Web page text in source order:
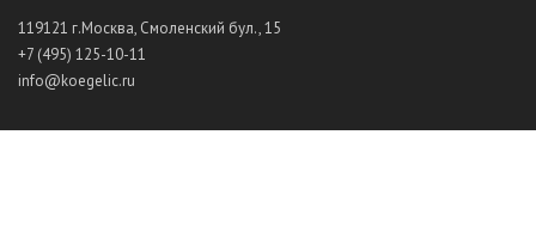
119121 г.Москва, Смоленский бул., 15
+7 (495) 125-10-11
info@koegelic.ru